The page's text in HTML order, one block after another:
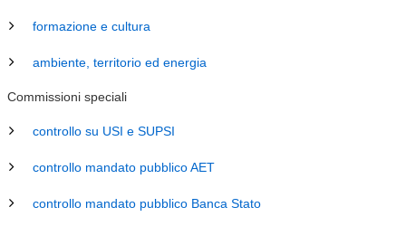
formazione e cultura
ambiente, territorio ed energia
Commissioni speciali
controllo su USI e SUPSI
controllo mandato pubblico AET
controllo mandato pubblico Banca Stato